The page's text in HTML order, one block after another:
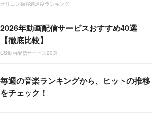
オリコン顧客満足度ランキング
2026年動画配信サービスおすすめ40選
【徹底比較】
CS動画配信サービス20選
毎週の音楽ランキングから、ヒットの推移
をチェック！